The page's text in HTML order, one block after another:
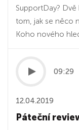
SupportDay?
tom, jak se něco
Koho nového
09:29
12.04.2019
Páteční